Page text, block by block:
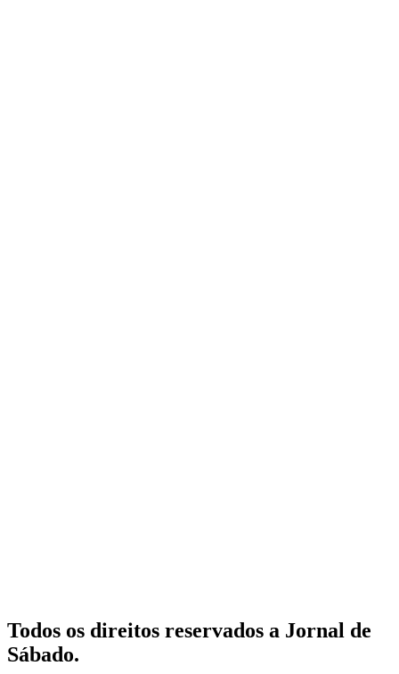
Todos os direitos reservados a Jornal de
Sábado.